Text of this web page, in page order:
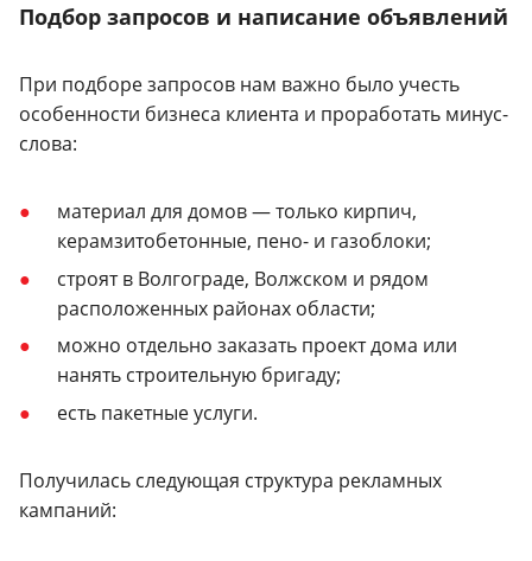
Подбор запросов и написание объявлений
При подборе запросов нам важно было учесть
особенности бизнеса клиента и проработать минус-
слова:
материал для домов — только кирпич,
керамзитобетонные, пено- и газоблоки;
строят в Волгограде, Волжском и рядом
расположенных районах области;
можно отдельно заказать проект дома или
нанять строительную бригаду;
есть пакетные услуги.
Получилась следующая структура рекламных
кампаний: